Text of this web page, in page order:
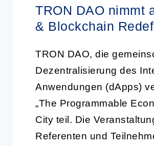
TRON DAO nimmt
& Blockchain
TRON DAO, die
Dezentralisierung des
Anwendungen (dApps)
„The Programmable
City teil. Die
Referenten und